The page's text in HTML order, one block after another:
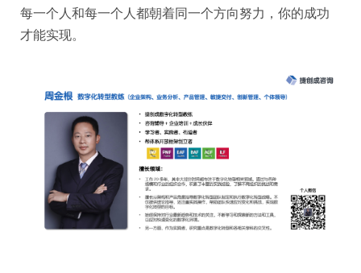
每一个人和每一个人都朝着同一个方向努力，你的成功
才能实现。